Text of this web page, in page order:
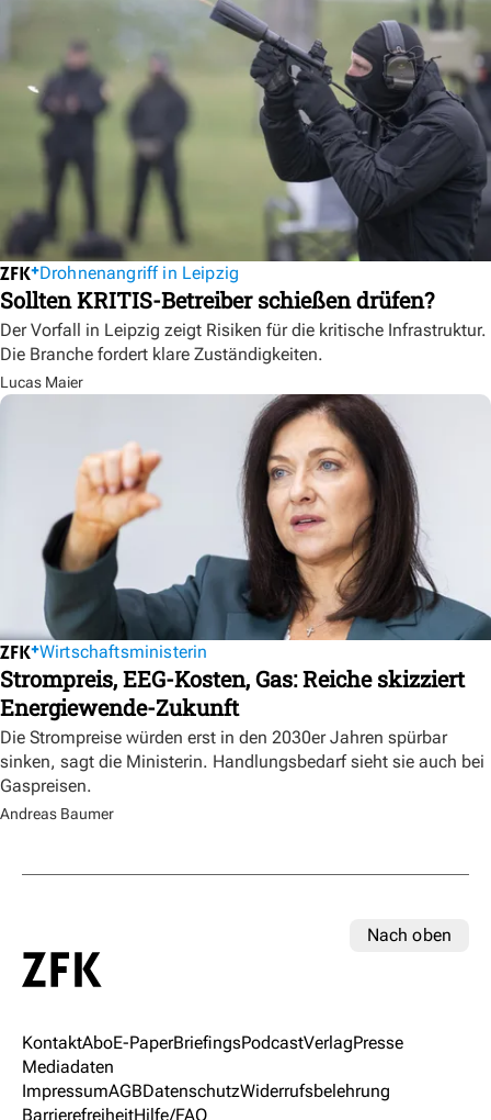
Drohnenangriff in Leipzig
Sollten KRITIS-Betreiber schießen drüfen?
Der Vorfall in Leipzig zeigt Risiken für die kritische Infrastruktur.
Die Branche fordert klare Zuständigkeiten.
Lucas Maier
Wirtschaftsministerin
Strompreis, EEG-Kosten, Gas: Reiche skizziert
Energiewende-Zukunft
Die Strompreise würden erst in den 2030er Jahren spürbar
sinken, sagt die Ministerin. Handlungsbedarf sieht sie auch bei
Gaspreisen.
Andreas Baumer
Nach oben
KontaktAboE-PaperBriefingsPodcastVerlagPresse
Mediadaten
ImpressumAGBDatenschutzWiderrufsbelehrung
BarrierefreiheitHilfe/FAQ